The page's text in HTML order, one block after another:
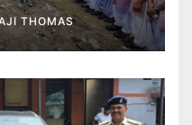
THOMAS